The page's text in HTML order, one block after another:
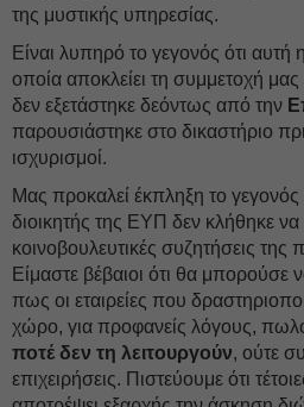
της μυστικής υπηρεσίας.
Είναι λυπηρό το γεγονός ότι αυτή
οποία αποκλείει τη συμμετοχή
δεν εξετάστηκε δεόντως από την
παρουσιάστηκε στο δικαστήριο
ισχυρισμοί.
Μας προκαλεί έκπληξη το
διοικητής της ΕΥΠ δεν κλήθηκε να
κοινοβουλευτικές συζητήσεις
Είμαστε βέβαιοι ότι θα μπορούσε
πως οι εταιρείες που
χώρο, για προφανείς λόγους,
ποτέ δεν τη λειτουργούν, ούτε
επιχειρήσεις. Πιστεύουμε ότι